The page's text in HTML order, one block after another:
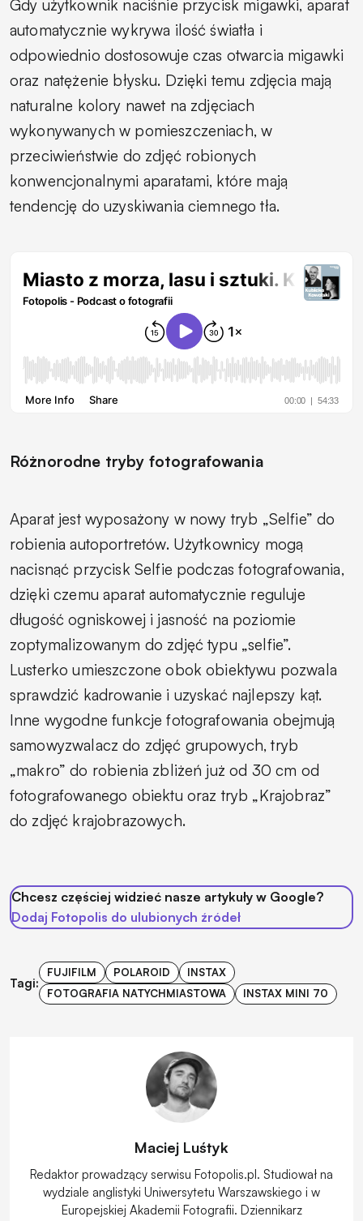
Gdy użytkownik naciśnie przycisk migawki, aparat
automatycznie wykrywa ilość światła i
odpowiednio dostosowuje czas otwarcia migawki
oraz natężenie błysku. Dzięki temu zdjęcia mają
naturalne kolory nawet na zdjęciach
wykonywanych w pomieszczeniach, w
przeciwieństwie do zdjęć robionych
konwencjonalnymi aparatami, które mają
tendencję do uzyskiwania ciemnego tła.
Różnorodne tryby fotografowania
Aparat jest wyposażony w nowy tryb „Selfie” do
robienia autoportretów. Użytkownicy mogą
nacisnąć przycisk Selfie podczas fotografowania,
dzięki czemu aparat automatycznie reguluje
długość ogniskowej i jasność na poziomie
zoptymalizowanym do zdjęć typu „selfie”.
Lusterko umieszczone obok obiektywu pozwala
sprawdzić kadrowanie i uzyskać najlepszy kąt.
Inne wygodne funkcje fotografowania obejmują
samowyzwalacz do zdjęć grupowych, tryb
„makro” do robienia zbliżeń już od 30 cm od
fotografowanego obiektu oraz tryb „Krajobraz”
do zdjęć krajobrazowych.
Chcesz częściej widzieć nasze artykuły w Google?
Dodaj Fotopolis do ulubionych źródeł
Tagi:
FUJIFILM POLAROID
INSTAX
FOTOGRAFIA NATYCHMIASTOWA
INSTAX MINI 70
Maciej Luśtyk
Redaktor prowadzący serwisu Fotopolis.pl. Studiował na
wydziale anglistyki Uniwersytetu Warszawskiego i w
Europejskiej Akademii Fotografii. Dziennikarz